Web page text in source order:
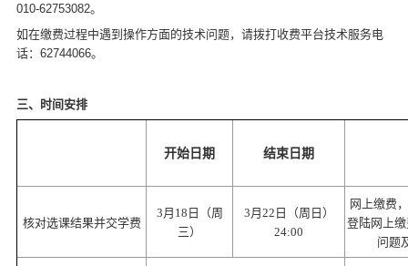
010-62753082。
如在缴费过程中遇到操作方面的技术问题，请拨打收费平台技术服务电
话： 62744066。
三、时间安排
开始日期 结束日期
核对选课结果并交学费
3 月18日（周
三）
3 月22日（周日）
24:00
网上缴费
登陆网上
问题